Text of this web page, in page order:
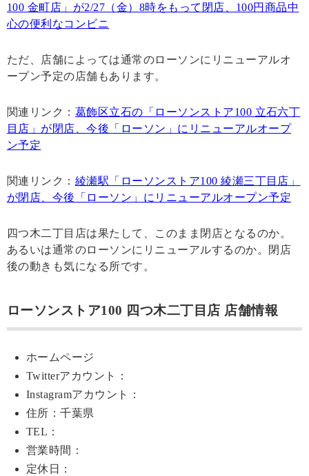
100 金町店」が2/27（金）8時をもって閉店、100円商品中
心の便利なコンビニ
ただ、店舗によっては通常のローソンにリニューアルオ
ープン予定の店舗もあります。
関連リンク： 葛飾区立石の「ローソンストア100 立石六丁
目店」が閉店、今後「ローソン」にリニューアルオープ
ン予定
関連リンク： 綾瀬駅「ローソンストア100 綾瀬三丁目店」
が閉店、今後「ローソン」にリニューアルオープン予定
四つ木二丁目店は果たして、このまま閉店となるのか。
あるいは通常のローソンにリニューアルするのか。閉店
後の動きも気になる所です。
ローソンストア100 四つ木二丁目店 店舗情報
ホームページ
Twitterアカウント：
Instagramアカウント：
住所：千葉県
TEL：
営業時間：
定休日：